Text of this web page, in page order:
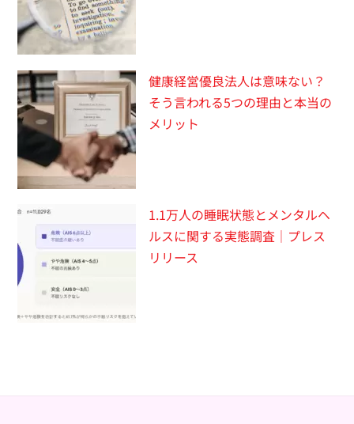
健康経営優良法人は意味ない？
そう言われる5つの理由と本当の
メリット
1.1万人の睡眠状態とメンタルヘ
ルスに関する実態調査｜プレス
リリース